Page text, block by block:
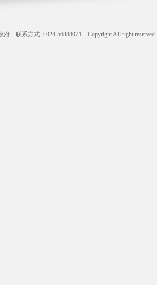
府 联系方式：024-56888071 Copyright All right